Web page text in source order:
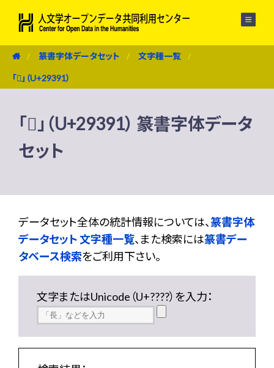
篆書字体データセット 文字種一覧
「𩎑」（U+29391）
「𩎑」（U+29391） 篆書字体データ
セット
データセット全体の統計情報については、篆書字体
データセット 文字種一覧、また検索には篆書デー
タベース検索をご利用下さい。
文字またはUnicode（U+????）を入力：